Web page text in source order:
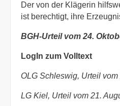
Der von der Klägerin
ist berechtigt, ihre
BGH-Urteil vom 24.
LogIn zum Volltext
OLG Schleswig, Urteil
LG Kiel, Urteil vom 21.